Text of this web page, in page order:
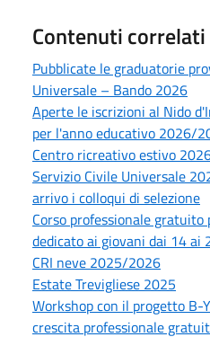
Contenuti correlati
Pubblicate le graduatorie
Universale – Bando 2026
Aperte le iscrizioni al Nido
per l'anno educativo 2026/
Centro ricreativo estivo
Servizio Civile Universale
arrivo i colloqui di selezione
Corso professionale
dedicato ai giovani dai 14 ai
CRI neve 2025/2026
Estate Trevigliese 2025
Workshop con il progetto B-
crescita professionale